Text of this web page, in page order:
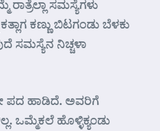
ಸಮಸ್ಯೆಗಳು
ಕಣ್ಣು ಬಿಟಗಂಡು ಬೆಳಕು
ಸಮಸ್ಯೆನ ನಿಚ್ಚಳಾ
ಪದ ಹಾಡಿದೆ. ಅವರಿಗೆ
ಒಮ್ಮೆಕಲೆ ಹೊಳ್ಳಿಕ್ಯಂಡು